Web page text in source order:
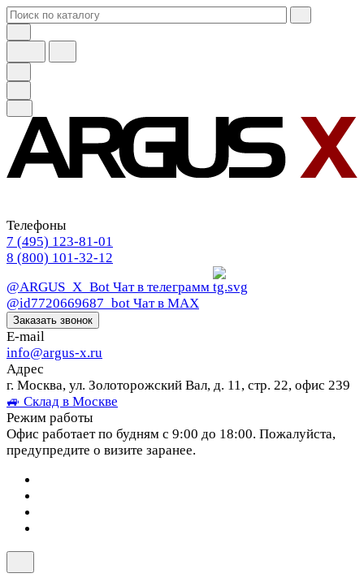
Телефоны
7 (495) 123-81-01
8 (800) 101-32-12
@ARGUS_X_Bot Чат в телеграмм
@id7720669687_bot Чат в МАХ
Заказать звонок
E-mail
info@argus-x.ru
Адрес
г. Москва, ул. Золоторожский Вал, д. 11, стр. 22, офис 239
🚙 Склад в Москве
Режим работы
Офис работает по будням с 9:00 до 18:00. Пожалуйста,
предупредите о визите заранее.